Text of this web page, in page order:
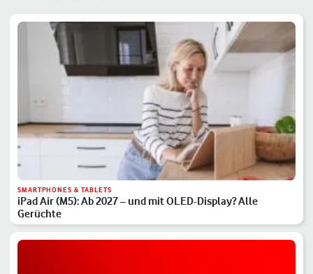
SMARTPHONES & TABLETS
iPad Air (M5): Ab 2027 – und mit OLED-Display? Alle
Gerüchte